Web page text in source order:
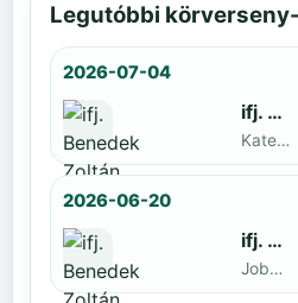
Legutóbbi
2026-07-04
ifj. Benedek Zoltán
Kategoria1 neve · döntős: Lajkó Hunor
2026-06-20
ifj. Benedek Zoltán
Jobbak · döntős: Szatmári István